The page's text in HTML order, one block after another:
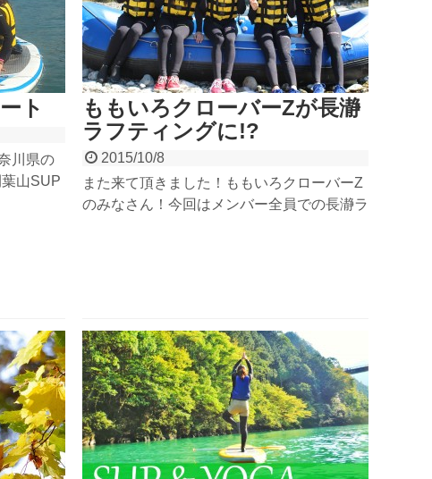
ト
川県の
山SUP
ももいろクローバーZが長瀞
ラフティングに!?
2015/10/8
また来て頂きました！ももいろクローバーZ
のみなさん！今回はメンバー全員での長瀞ラ